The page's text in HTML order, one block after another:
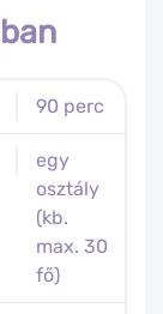
90 perc
egy
osztály
(kb.
max. 30
fő)